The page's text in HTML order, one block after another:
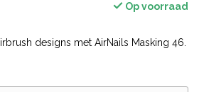
Op voorraad
designs met AirNails Masking 46.